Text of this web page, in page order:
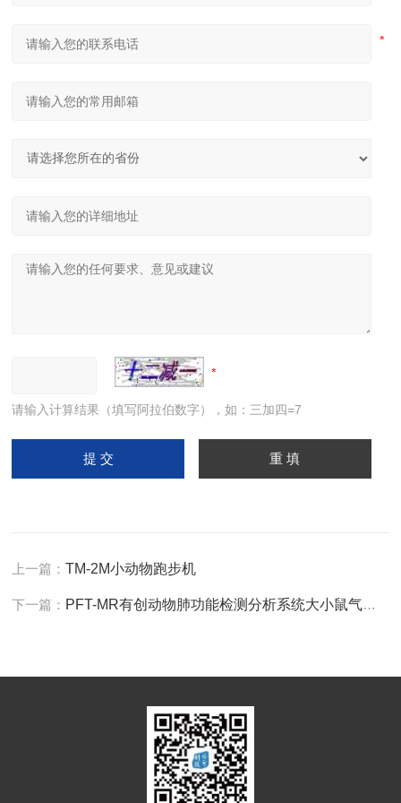
请输入计算结果（填写阿拉伯数字），如：三加四=7
上一篇：TM-2M小动物跑步机
下一篇： PFT-MR有创动物肺功能检测分析系统大小鼠气道压力